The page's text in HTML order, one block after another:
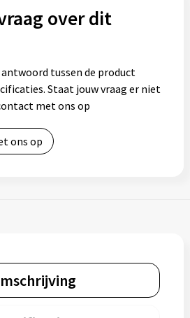
over dit
tussen de product
Staat jouw vraag er niet
met ons op
ons op